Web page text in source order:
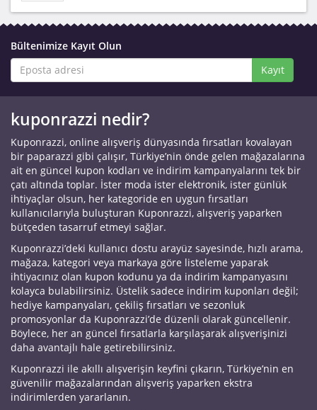
Bültenimize Kayıt Olun
Kayıt
kuponrazzi nedir?
Kuponrazzi, online alışveriş dünyasında fırsatları kovalayan
bir paparazzi gibi çalışır, Türkiye’nin önde gelen mağazalarına
ait en güncel kupon kodları ve indirim kampanyalarını tek bir
çatı altında toplar. İster moda ister elektronik, ister günlük
ihtiyaçlar olsun, her kategoride en uygun fırsatları
kullanıcılarıyla buluşturan Kuponrazzi, alışveriş yaparken
bütçeden tasarruf etmeyi sağlar.
Kuponrazzi’deki kullanıcı dostu arayüz sayesinde, hızlı arama,
mağaza, kategori veya markaya göre listeleme yaparak
ihtiyacınız olan kupon kodunu ya da indirim kampanyasını
kolayca bulabilirsiniz. Üstelik sadece indirim kuponları değil;
hediye kampanyaları, çekiliş fırsatları ve sezonluk
promosyonlar da Kuponrazzi’de düzenli olarak güncellenir.
Böylece, her an güncel fırsatlarla karşılaşarak alışverişinizi
daha avantajlı hale getirebilirsiniz.
Kuponrazzi ile akıllı alışverişin keyfini çıkarın, Türkiye’nin en
güvenilir mağazalarından alışveriş yaparken ekstra
indirimlerden yararlanın.